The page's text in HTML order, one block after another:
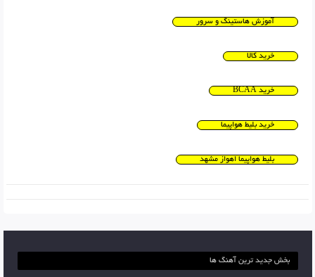
آموزش هاستینگ و سرور
خرید کالا
خرید BCAA
خرید بلیط هواپیما
بلیط هواپیما اهواز مشهد
بخش جدید ترین آهنگ ها